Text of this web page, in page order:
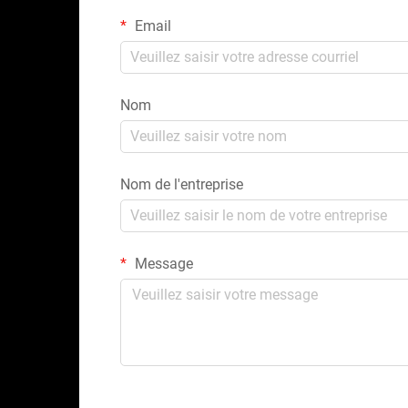
Email
Nom
Nom de l'entreprise
Message